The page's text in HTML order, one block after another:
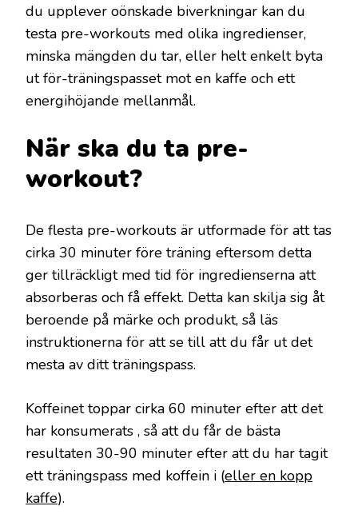
du upplever oönskade biverkningar kan du
testa pre-workouts med olika ingredienser,
minska mängden du tar, eller helt enkelt byta
ut för-träningspasset mot en kaffe och ett
energihöjande mellanmål.
När ska du ta pre-
workout?
De flesta pre-workouts är utformade för att tas
cirka 30 minuter före träning eftersom detta
ger tillräckligt med tid för ingredienserna att
absorberas och få effekt. Detta kan skilja sig åt
beroende på märke och produkt, så läs
instruktionerna för att se till att du får ut det
mesta av ditt träningspass.
Koffeinet toppar cirka 60 minuter efter att det
har konsumerats , så att du får de bästa
resultaten 30-90 minuter efter att du har tagit
ett träningspass med koffein i (eller en kopp
kaffe).